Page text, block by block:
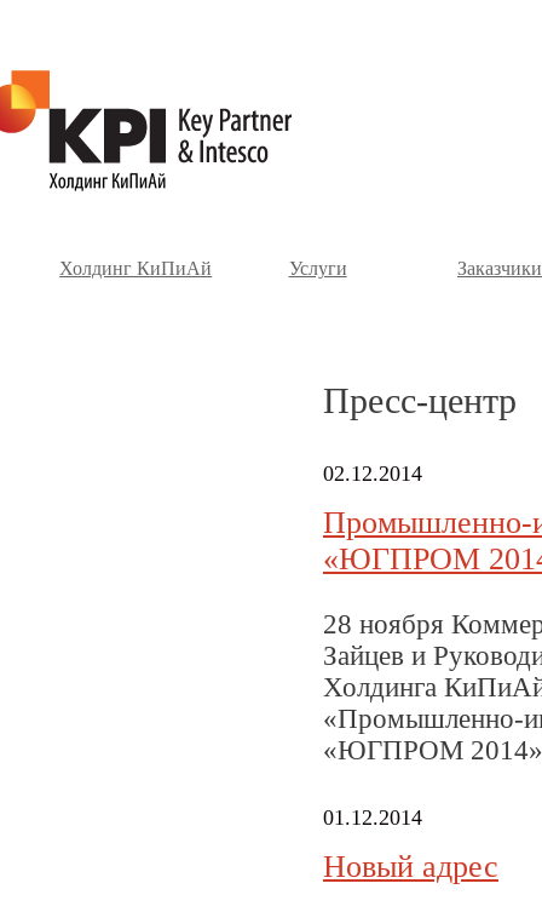
Холдинг КиПиАй Услуги Заказчики
Пресс-центр
02.12.2014
Промышленно-
«ЮГПРОМ
28 ноября
Зайцев и
Холдинга
«Промышленно-
«ЮГПРОМ 2014»,
01.12.2014
Новый адрес